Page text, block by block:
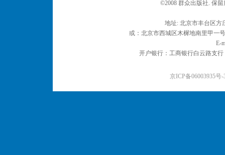
©2008 群众出版社. 保
地址: 北京市丰台区
或：北京市西城区木樨地南里甲一
E-
开户银行：工商银行白云路支
京ICP备06003935号-